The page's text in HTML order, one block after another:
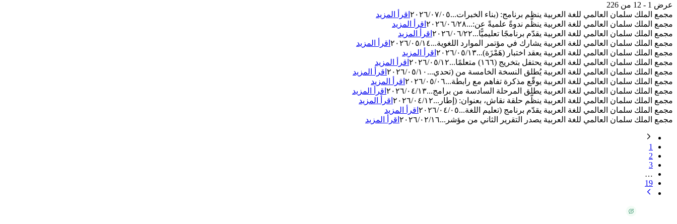
عرض 1 - 12 من 226
مجمع الملك سلمان العالمي للغة العربية ينظم برنامج: (بناء الخبرات...٢٠٢٦/٠٧/٠٥ اقرأ المزيد
مجمع الملك سلمان العالمي للغة العربية ينظّم ندوةً علميةً عن:...٢٠٢٦/٠٦/٢٨ اقرأ المزيد
مجمع الملك سلمان العالمي للغة العربية يقدّم برنامجًا تعليميًّا...٢٠٢٦/٠٦/٢٢ اقرأ المزيد
مجمع الملك سلمان العالمي للغة العربية يشارك في مؤتمر الموارد اللغوية...٢٠٢٦/٠٥/١٤ اقرأ المزيد
مجمع الملك سلمان العالمي للغة العربية يعقد اختبار (هَمْزَة)...٢٠٢٦/٠٥/١٣ اقرأ المزيد
مجمع الملك سلمان العالمي للغة العربية يحتفل بتخريج (١٦٦) متعلمًا...
٢٠٢٦/٠٥/١٢ اقرأ المزيد
مجمع الملك سلمان العالمي للغة العربية يُطلق النسخة الخامسة من (تحدي... ٢٠٢٦/٠٥/١٠ اقرأ المزيد
مجمع الملك سلمان العالمي للغة العربية يوقّع مذكرة تفاهم مع رابطة...٢٠٢٦/٠٥/٠٦ اقرأ المزيد
مجمع الملك سلمان العالمي للغة العربية يطلق المرحلة السادسة من برامج...٢٠٢٦/٠٤/١٣ اقرأ المزيد
مجمع الملك سلمان العالمي للغة العربية ينظّم حلقة نقاش، بعنوان: (إطار...٢٠٢٦/٠٤/١٢ اقرأ المزيد
مجمع الملك سلمان العالمي للغة العربية يقدّم برنامج (تعليم اللغة...٢٠٢٦/٠٤/٠٥ اقرأ المزيد
مجمع الملك سلمان العالمي للغة العربية يصدر التقرير الثاني من مؤشر...٢٠٢٦/٠٢/١٦ اقرأ المزيد
1
2
3
…
19